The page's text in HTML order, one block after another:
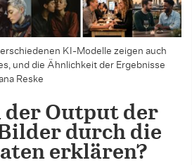
KI-Modelle zeigen auch
und die Ähnlichkeit der Ergebnisse
Reske
der Output der
durch die
erklären?